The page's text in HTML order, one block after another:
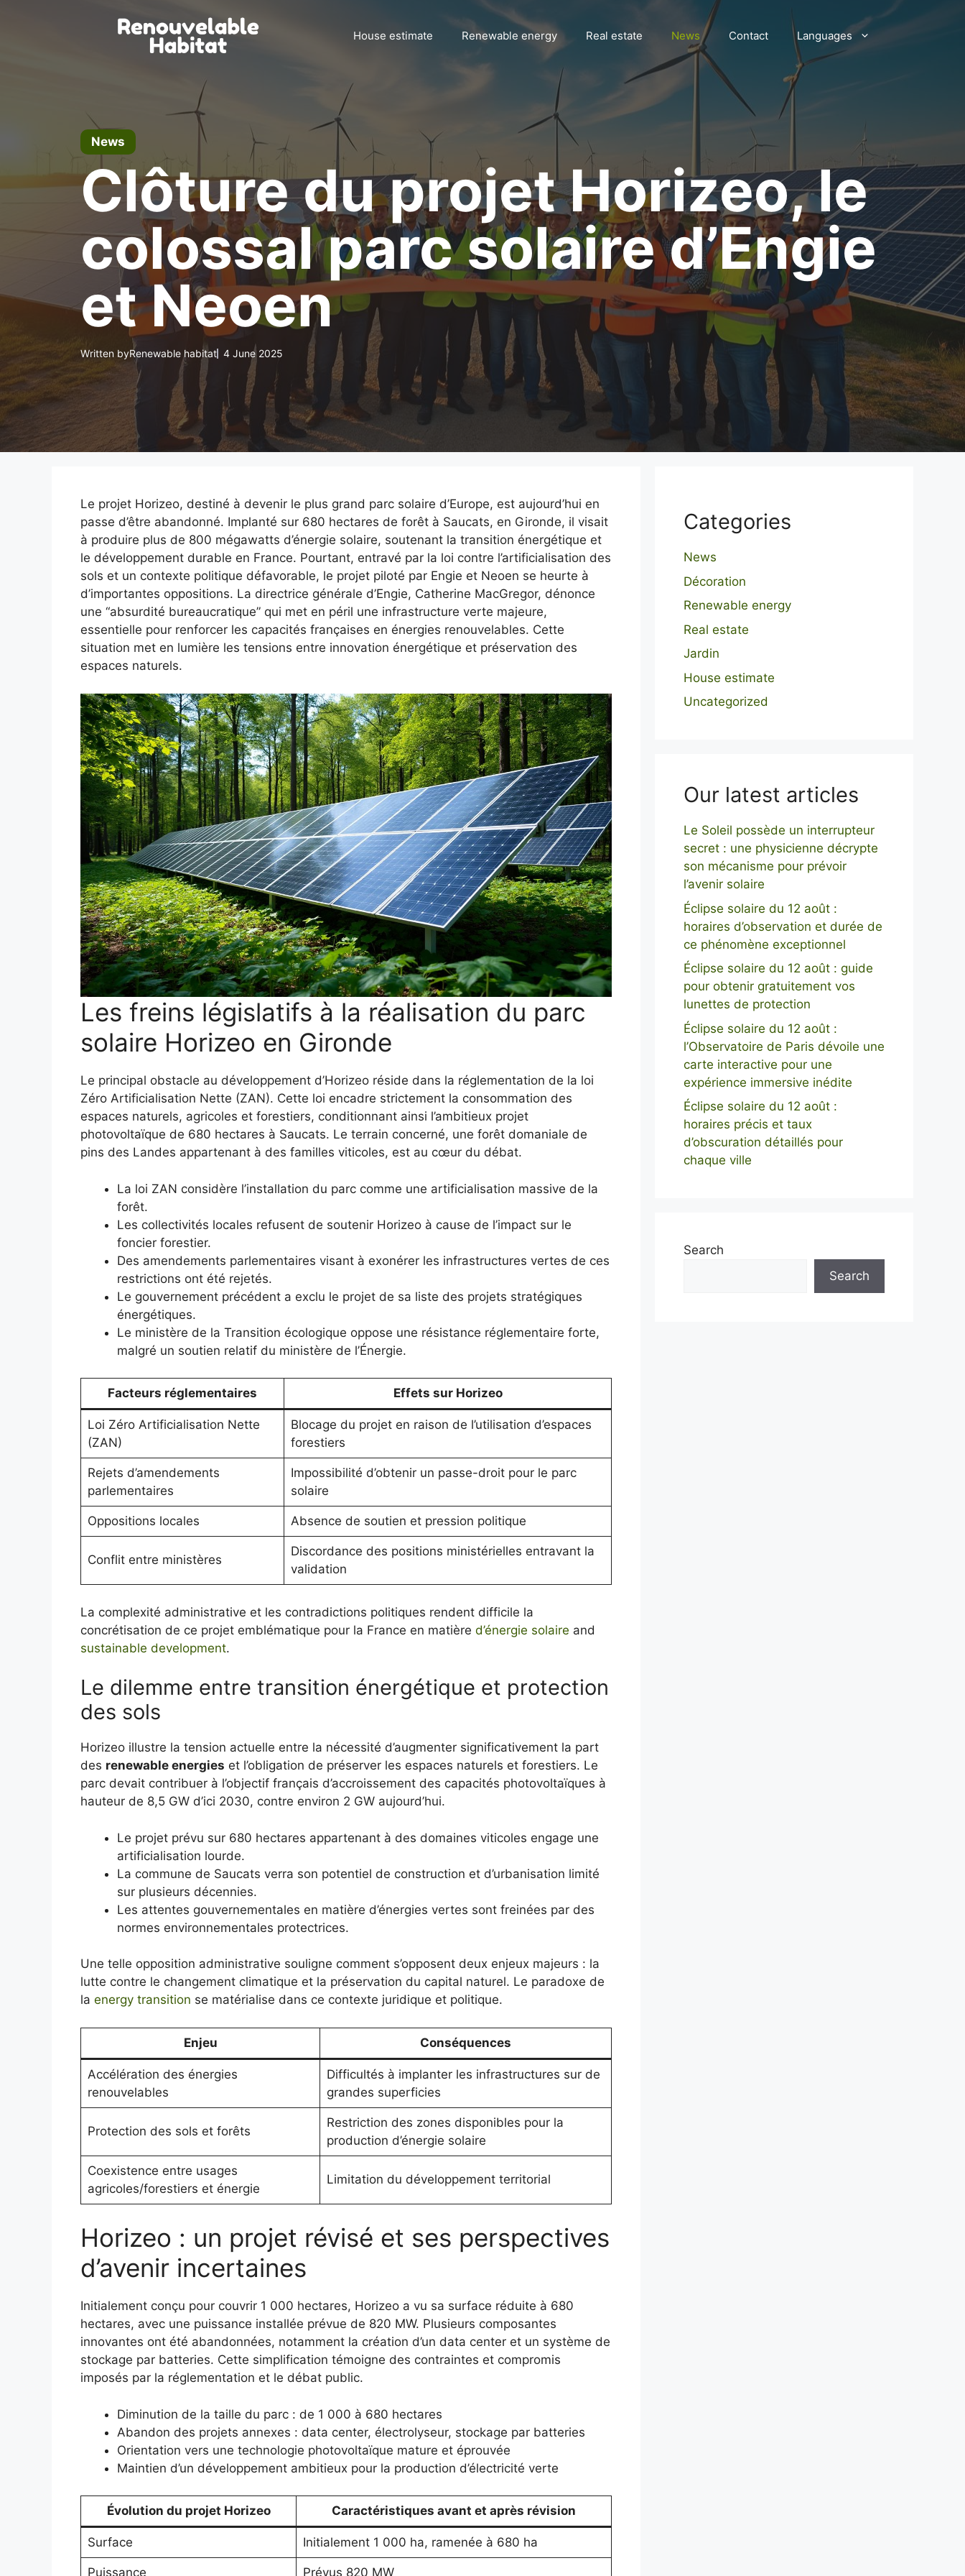
House estimate Renewable energy Real estate News Contact Languages
News
Clôture du projet Horizeo, le
colossal parc solaire d’Engie
et Neoen
Written byRenewable habitat 4 June 2025
Le projet Horizeo, destiné à devenir le plus grand parc solaire d’Europe, est aujourd’hui en
passe d’être abandonné. Implanté sur 680 hectares de forêt à Saucats, en Gironde, il visait
à produire plus de 800 mégawatts d’énergie solaire, soutenant la transition énergétique et
le développement durable en France. Pourtant, entravé par la loi contre l’artificialisation des
sols et un contexte politique défavorable, le projet piloté par Engie et Neoen se heurte à
d’importantes oppositions. La directrice générale d’Engie, Catherine MacGregor, dénonce
une “absurdité bureaucratique” qui met en péril une infrastructure verte majeure,
essentielle pour renforcer les capacités françaises en énergies renouvelables. Cette
situation met en lumière les tensions entre innovation énergétique et préservation des
espaces naturels.
Les freins législatifs à la réalisation du parc
solaire Horizeo en Gironde
Le principal obstacle au développement d’Horizeo réside dans la réglementation de la loi
Zéro Artificialisation Nette (ZAN). Cette loi encadre strictement la consommation des
espaces naturels, agricoles et forestiers, conditionnant ainsi l’ambitieux projet
photovoltaïque de 680 hectares à Saucats. Le terrain concerné, une forêt domaniale de
pins des Landes appartenant à des familles viticoles, est au cœur du débat.
La loi ZAN considère l’installation du parc comme une artificialisation massive de la
forêt.
Les collectivités locales refusent de soutenir Horizeo à cause de l’impact sur le
foncier forestier.
Des amendements parlementaires visant à exonérer les infrastructures vertes de ces
restrictions ont été rejetés.
Le gouvernement précédent a exclu le projet de sa liste des projets stratégiques
énergétiques.
Le ministère de la Transition écologique oppose une résistance réglementaire forte,
malgré un soutien relatif du ministère de l’Énergie.
Facteurs réglementaires Effets sur Horizeo
Loi Zéro Artificialisation Nette
(ZAN)
Blocage du projet en raison de l’utilisation d’espaces
forestiers
Rejets d’amendements
parlementaires
Impossibilité d’obtenir un passe-droit pour le parc
solaire
Oppositions locales Absence de soutien et pression politique
Conflit entre ministères
Discordance des positions ministérielles entravant la
validation
La complexité administrative et les contradictions politiques rendent difficile la
concrétisation de ce projet emblématique pour la France en matière d’énergie solaire and
sustainable development.
Le dilemme entre transition énergétique et protection
des sols
Horizeo illustre la tension actuelle entre la nécessité d’augmenter significativement la part
des renewable energies et l’obligation de préserver les espaces naturels et forestiers. Le
parc devait contribuer à l’objectif français d’accroissement des capacités photovoltaïques à
hauteur de 8,5 GW d’ici 2030, contre environ 2 GW aujourd’hui.
Le projet prévu sur 680 hectares appartenant à des domaines viticoles engage une
artificialisation lourde.
La commune de Saucats verra son potentiel de construction et d’urbanisation limité
sur plusieurs décennies.
Les attentes gouvernementales en matière d’énergies vertes sont freinées par des
normes environnementales protectrices.
Une telle opposition administrative souligne comment s’opposent deux enjeux majeurs : la
lutte contre le changement climatique et la préservation du capital naturel. Le paradoxe de
la energy transition se matérialise dans ce contexte juridique et politique.
Enjeu Conséquences
Accélération des énergies
renouvelables
Difficultés à implanter les infrastructures sur de
grandes superficies
Protection des sols et forêts
Restriction des zones disponibles pour la
production d’énergie solaire
Coexistence entre usages
agricoles/forestiers et énergie
Limitation du développement territorial
Horizeo : un projet révisé et ses perspectives
d’avenir incertaines
Initialement conçu pour couvrir 1 000 hectares, Horizeo a vu sa surface réduite à 680
hectares, avec une puissance installée prévue de 820 MW. Plusieurs composantes
innovantes ont été abandonnées, notamment la création d’un data center et un système de
stockage par batteries. Cette simplification témoigne des contraintes et compromis
imposés par la réglementation et le débat public.
Diminution de la taille du parc : de 1 000 à 680 hectares
Abandon des projets annexes : data center, électrolyseur, stockage par batteries
Orientation vers une technologie photovoltaïque mature et éprouvée
Maintien d’un développement ambitieux pour la production d’électricité verte
Évolution du projet Horizeo Caractéristiques avant et après révision
Surface Initialement 1 000 ha, ramenée à 680 ha
Puissance Prévus 820 MW
Categories
News
Décoration
Renewable energy
Real estate
Jardin
House estimate
Uncategorized
Our latest articles
Le Soleil possède un interrupteur
secret : une physicienne décrypte
son mécanisme pour prévoir
l’avenir solaire
Éclipse solaire du 12 août :
horaires d’observation et durée de
ce phénomène exceptionnel
Éclipse solaire du 12 août : guide
pour obtenir gratuitement vos
lunettes de protection
Éclipse solaire du 12 août :
l’Observatoire de Paris dévoile une
carte interactive pour une
expérience immersive inédite
Éclipse solaire du 12 août :
horaires précis et taux
d’obscuration détaillés pour
chaque ville
Search
Search